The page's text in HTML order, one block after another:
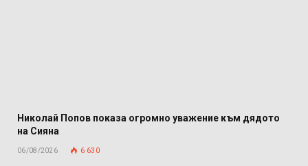
Николай Попов показа огромно уважение към дядото
на Сияна
06/08/2026 6 630